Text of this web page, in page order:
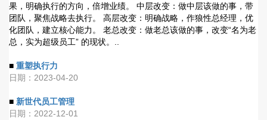
果，明确执行的方向，倍增业绩。 中层改变：做中层该做的事，带
团队，聚焦战略去执行。 高层改变：明确战略，作狼性总经理，优
化团队，建立核心能力。 老总改变：做老总该做的事，改变“名为老
总，实为超级员工” 的现状。..
■ 重塑执行力
日期：2023-04-20
■ 新世代员工管理
日期：2022-12-01